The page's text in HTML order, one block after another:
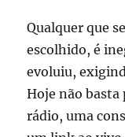
Qualquer que
escolhido, é
evoluiu,
Hoje não
rádio, uma